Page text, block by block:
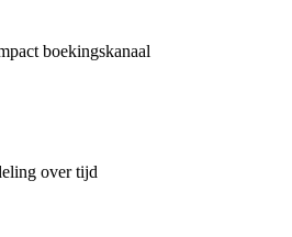
boekingskanaal
over tijd